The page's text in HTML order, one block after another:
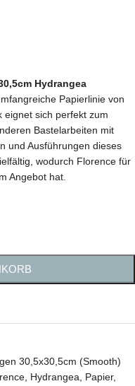
Hydrangea
Papierlinie von
sich perfekt zum
Bastelarbeiten mit
und Ausführungen dieses
wodurch Florence für
Angebot hat.
30,5x30,5cm (Smooth)
Hydrangea Papier,